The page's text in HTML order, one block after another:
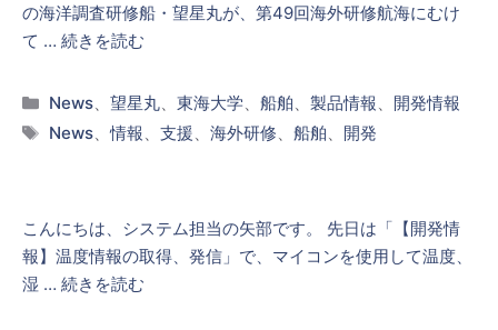
の海洋調査研修船・望星丸が、第49回海外研修航海にむけ
て … 続きを読む
カ
テ
News、 望星丸、 東海大学、 船舶、 製品情報、 開発情報
タ
News、情報、 支援、 海外研修、 船舶、 開発
こんにちは、システム担当の矢部です。 先日は「【開発情
報】温度情報の取得、発信」で、マイコンを使用して温度、
湿 … 続きを読む